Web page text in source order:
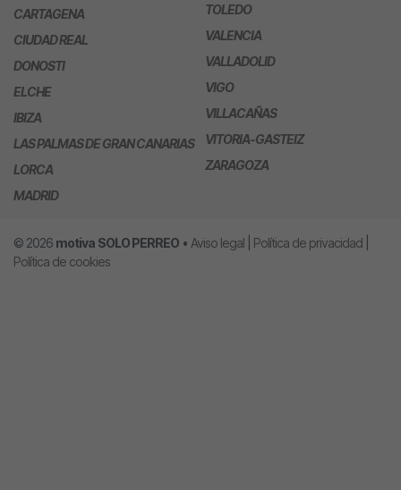
CARTAGENA
CIUDAD REAL
DONOSTI
ELCHE
IBIZA
LAS PALMAS DE GRAN CANARIAS
LORCA
MADRID
TOLEDO
VALENCIA
VALLADOLID
VIGO
VILLACAÑAS
VITORIA-GASTEIZ
ZARAGOZA
© 2026 motiva SOLO PERREO • Aviso legal Política de privacidad
Política de cookies